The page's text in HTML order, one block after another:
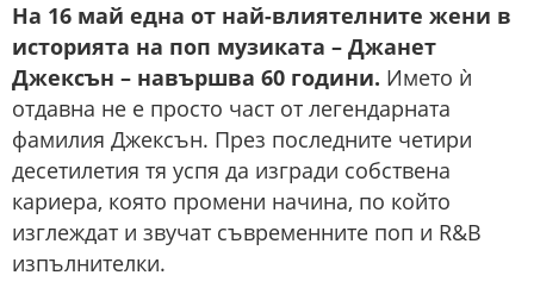
На 16 май една от най-влиятелните жени в
историята на поп музиката – Джанет
Джексън – навършва 60 години. Името ѝ
отдавна не е просто част от легендарната
фамилия Джексън. През последните четири
десетилетия тя успя да изгради собствена
кариера, която промени начина, по който
изглеждат и звучат съвременните поп и R&B
изпълнителки.